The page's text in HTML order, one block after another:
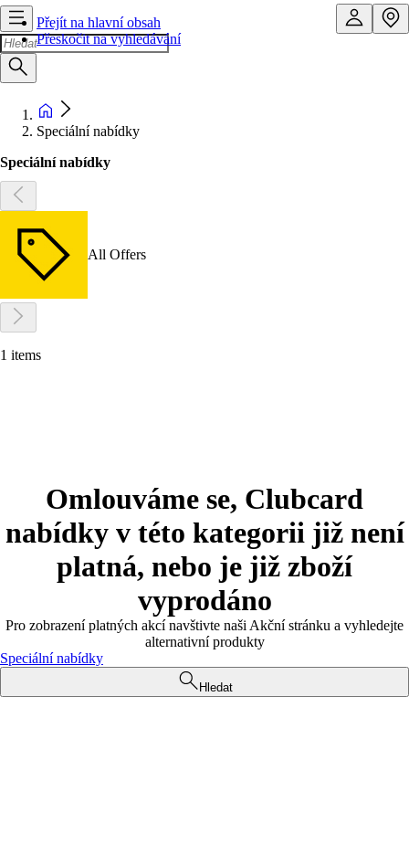
Přejít na hlavní obsah
Přeskočit na vyhledávání
Speciální nabídky
Speciální nabídky
All Offers
1 items
Omlouváme se, Clubcard
nabídky v této kategorii již není
platná, nebo je již zboží
vyprodáno
Pro zobrazení platných akcí navštivte naši Akční stránku a vyhledejte
alternativní produkty
Speciální nabídky
Hledat